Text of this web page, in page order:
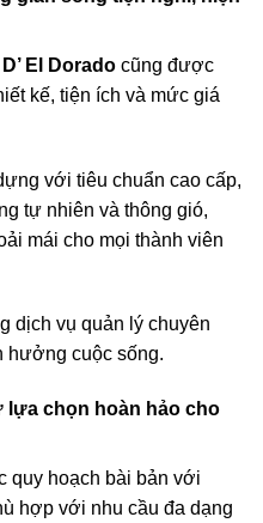
El Dorado cũng được
kế, tiện ích và mức giá
với tiêu chuẩn cao cấp,
tự nhiên và thông gió,
mái cho mọi thành viên
dịch vụ quản lý chuyên
hưởng cuộc sống.
lựa chọn hoàn hảo cho
quy hoạch bài bản với
hợp với nhu cầu đa dạng